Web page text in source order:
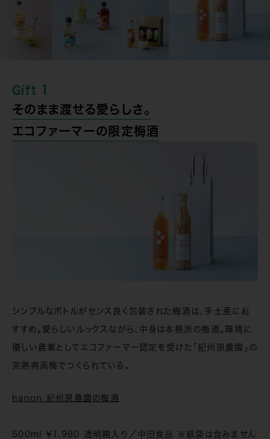
Gift 1
そのまま渡せる愛らしさ。
エコファーマーの限定梅酒
シンプルなボトルがセンス良く包装された梅酒は、手土産にお
すすめ。愛らしいルックスながら、中身は本格派の梅酒。環境に
優しい農業としてエコファーマー認定を受けた「紀州原農園」の
完熟南高梅でつくられている。
hanon 紀州原農園の梅酒
500ml ¥1,980 透明箱入り／中田食品 ※紙袋は含みません